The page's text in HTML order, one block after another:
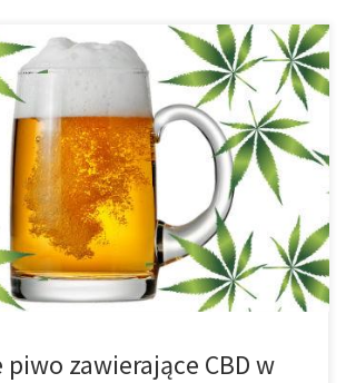
Weed Week w Portland nowy produkt narobił
Brewing i Half Baked Labs wydało
komercyjnie piwo zawierające CBD w
aktywną dawkę kannabidiolu (CBD), bez
składnika marihuany. CBD jest jednym z
cannabis, najpowszechniej znanym z
leczniczych […]
piwo zawierające CBD w